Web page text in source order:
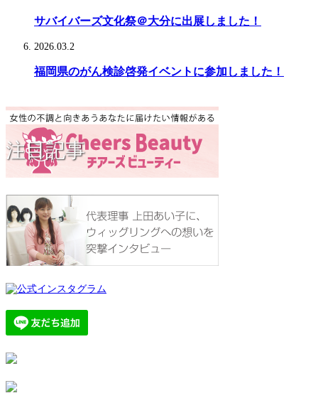
注目記事
サバイバーズ文化祭＠大分に出展しました！
2026.03.2
福岡県のがん検診啓発イベントに参加しました！